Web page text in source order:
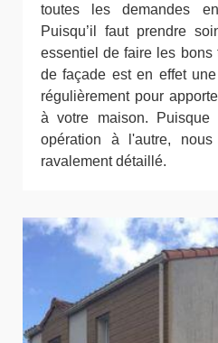
toutes les demandes
Puisqu’il faut prendre
essentiel de faire les bons
de façade est en effet
régulièrement pour
à votre maison.
opération à l'autre,
ravalement détaillé.